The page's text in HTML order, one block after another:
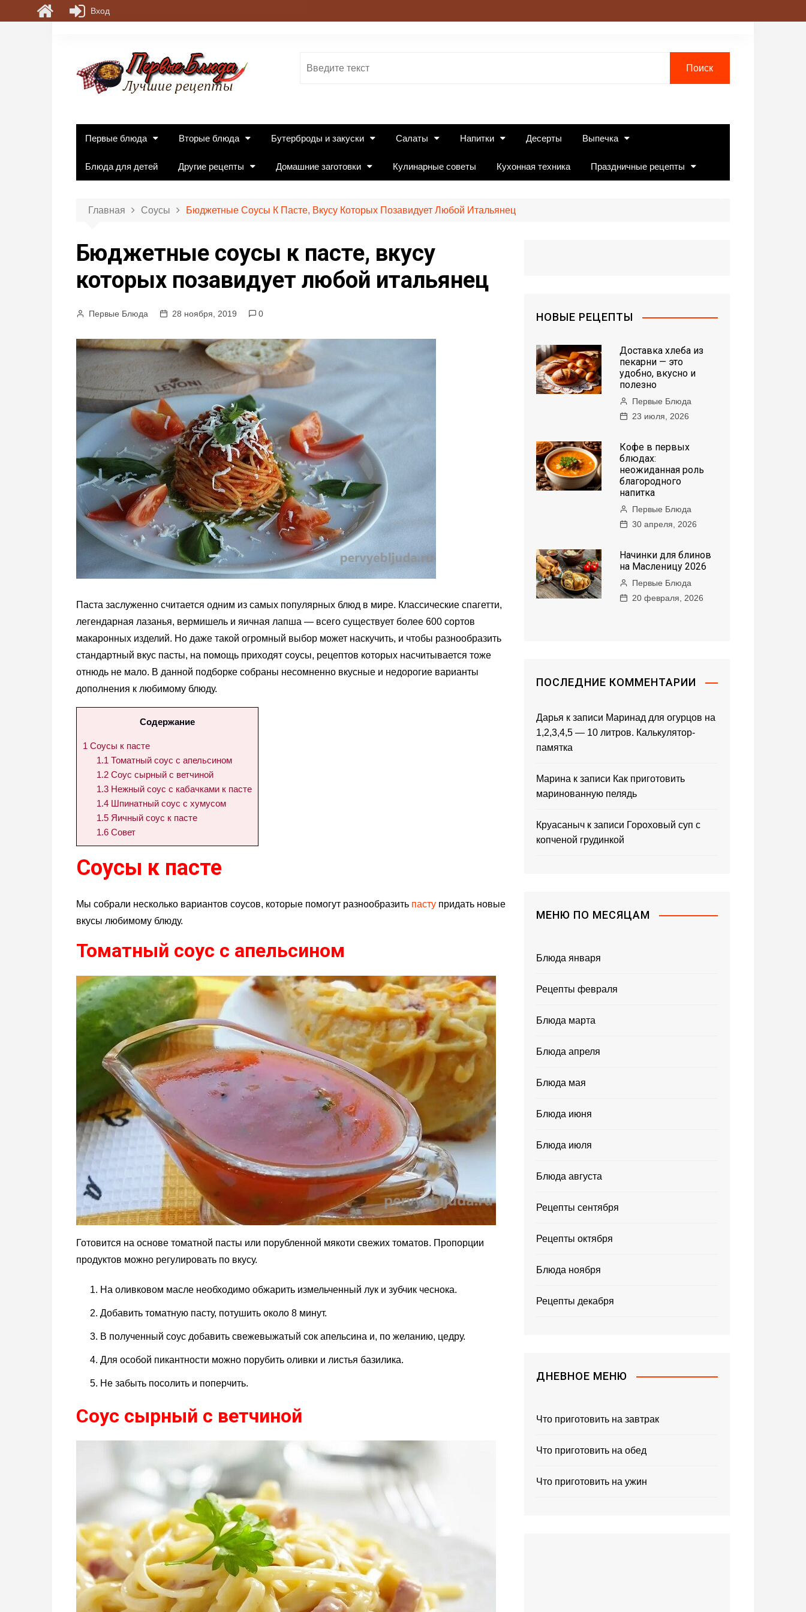
Первые блюда Вторые блюда Бутерброды и закуски Салаты Напитки Десерты Выпечка
Блюда для детей Другие рецепты Домашние заготовки Кулинарные советы Кухонная техника Праздничные рецепты
Главная Соусы Бюджетные Соусы К Пасте, Вкусу Которых Позавидует Любой Итальянец
Бюджетные соусы к пасте, вкусу
которых позавидует любой итальянец
Первые Блюда 28 ноября, 2019 0
Паста заслуженно считается одним из самых популярных блюд в мире. Классические спагетти,
легендарная лазанья, вермишель и яичная лапша — всего существует более 600 сортов
макаронных изделий. Но даже такой огромный выбор может наскучить, и чтобы разнообразить
стандартный вкус пасты, на помощь приходят соусы, рецептов которых насчитывается тоже
отнюдь не мало. В данной подборке собраны несомненно вкусные и недорогие варианты
дополнения к любимому блюду.
Содержание
1 Соусы к пасте
1.1 Томатный соус с апельсином
1.2Соус сырный с ветчиной
1.3Нежный соус с кабачками к пасте
1.4Шпинатный соус с хумусом
1.5Яичный соус к пасте
1.6Совет
Соусы к пасте
Мы собрали несколько вариантов соусов, которые помогут разнообразить пасту придать новые
вкусы любимому блюду.
Томатный соус с апельсином
Готовится на основе томатной пасты или порубленной мякоти свежих томатов. Пропорции
продуктов можно регулировать по вкусу.
На оливковом масле необходимо обжарить измельченный лук и зубчик чеснока.
Добавить томатную пасту, потушить около 8 минут.
В полученный соус добавить свежевыжатый сок апельсина и, по желанию, цедру.
Для особой пикантности можно порубить оливки и листья базилика.
Не забыть посолить и поперчить.
Соус сырный с ветчиной
НОВЫЕ РЕЦЕПТЫ
Доставка хлеба из
пекарни — это
удобно, вкусно и
полезно
Первые Блюда
23 июля, 2026
Кофе в первых
блюдах:
неожиданная роль
благородного
напитка
Первые Блюда
30 апреля, 2026
Начинки для блинов
на Масленицу 2026
Первые Блюда
20 февраля, 2026
ПОСЛЕДНИЕ КОММЕНТАРИИ
Дарья к записи Маринад для огурцов на
1,2,3,4,5 — 10 литров. Калькулятор-
памятка
Марина к записи Как приготовить
маринованную пелядь
Круасанычк записи Гороховый суп с
копченой грудинкой
МЕНЮ ПО МЕСЯЦАМ
Блюда января
Рецепты февраля
Блюда марта
Блюда апреля
Блюда мая
Блюда июня
Блюда июля
Блюда августа
Рецепты сентября
Рецепты октября
Блюда ноября
Рецепты декабря
ДНЕВНОЕ МЕНЮ
Что приготовить на завтрак
Что приготовить на обед
Что приготовить на ужин
Вход